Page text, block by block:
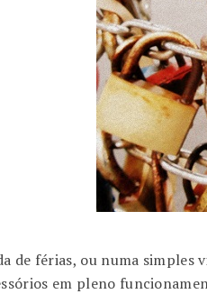
de férias, ou numa
em pleno